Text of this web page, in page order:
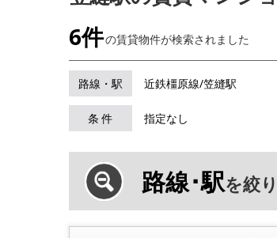
6件の賃貸物件が検索されました
路線・駅 近鉄橿原線/笠縫駅
条 件 指定なし
路線･駅を絞